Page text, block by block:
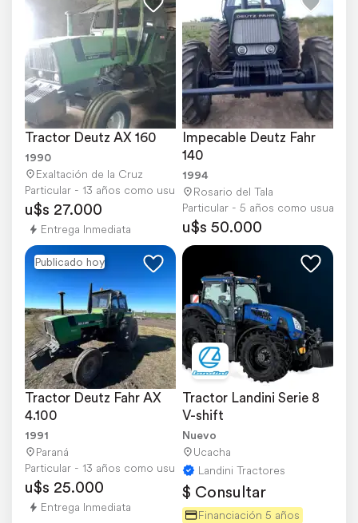
Tractor Deutz AX 160
1990
Exaltación de la Cruz
Particular - 13 años como usuario
u$s 27.000
Entrega Inmediata
Impecable Deutz Fahr
140
1994
Rosario del Tala
Particular - 5 años como usuario
u$s 50.000
Publicado hoy
Tractor Deutz Fahr AX
4.100
1991
Paraná
Particular - 13 años como usuario
u$s 25.000
Entrega Inmediata
Tractor Landini Serie 8
V-shift
Nuevo
Ucacha
Landini Tractores
$ Consultar
Financiación 5 años